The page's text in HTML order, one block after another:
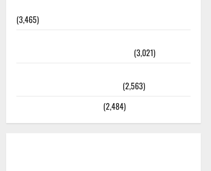
(3,465)
(3,021)
(2,563)
(2,484)